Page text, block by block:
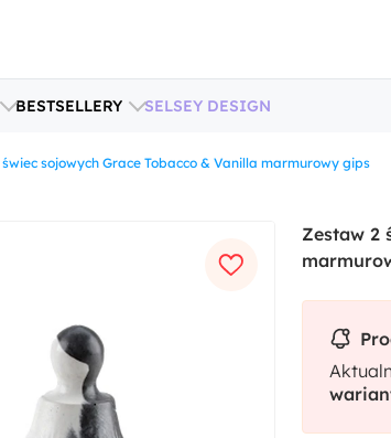
BESTSELLERY SELSEY DESIGN
sojowych Grace Tobacco & Vanilla marmurowy gips
Zestaw 2